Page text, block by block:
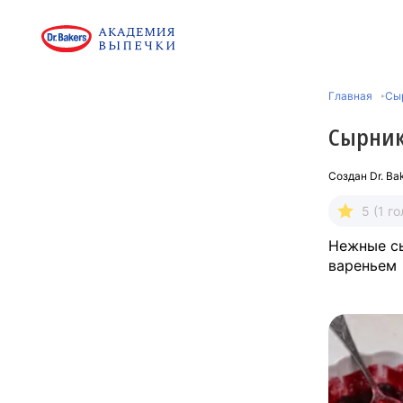
Главная
Создан Dr.
5 (1
Нежные
вареньем